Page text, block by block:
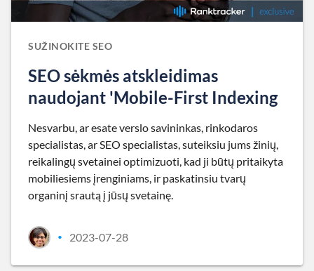
SUŽINOKITE SEO
SEO sėkmės atskleidimas
naudojant 'Mobile-First Indexing
Nesvarbu, ar esate verslo savininkas, rinkodaros
specialistas, ar SEO specialistas, suteiksiu jums žinių,
reikalingų svetainei optimizuoti, kad ji būtų pritaikyta
mobiliesiems įrenginiams, ir paskatinsiu tvarų
organinį srautą į jūsų svetainę.
• 2023-07-28